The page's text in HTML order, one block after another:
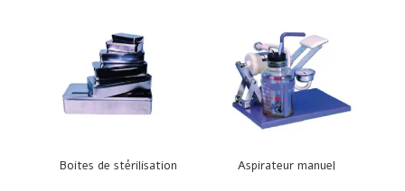
Boites de stérilisation Aspirateur manuel